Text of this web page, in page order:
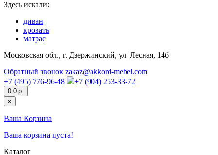
Здесь искали:
диван
кровать
матрас
Московская обл., г. Дзержинский, ул. Лесная, 14б
Обратный звонок zakaz@akkord-mebel.com
+7 (495) 776-96-48
+7 (904) 253-33-72
0 0 р.
×
Ваша Корзина
Ваша корзина пуста!
Каталог